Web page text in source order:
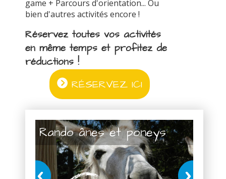
game + Parcours d'orientation... Ou
bien d'autres activités encore !
Réservez toutes vos activités
en même temps et profitez de
réductions !
RÉSERVEZ ICI
Rando ânes et poneys